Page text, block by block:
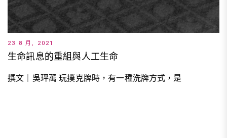
23 8 月, 2021
生命訊息的重組與人工生命
撰文｜吳玶萭 玩撲克牌時，有一種洗牌方式，是